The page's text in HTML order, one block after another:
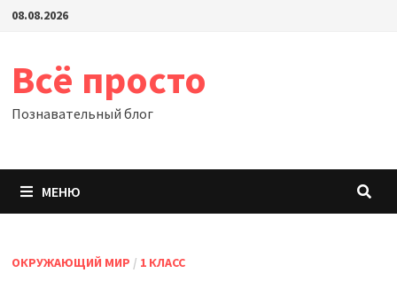
Перейти
08.08.2026
Всё просто
Познавательный блог
МЕНЮ
ОКРУЖАЮЩИЙ МИР / 1 КЛАСС